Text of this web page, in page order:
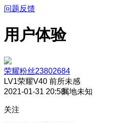
问题反馈
用户体验
荣耀粉丝23802684
LV1荣耀V40 前所未感
2021-01-31 20:58属地未知
关注